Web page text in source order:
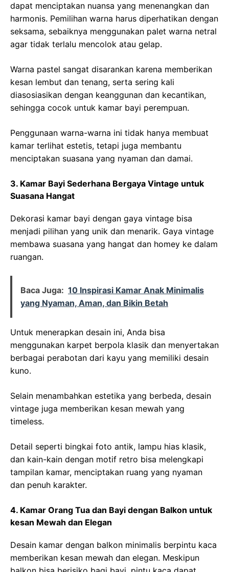
dapat menciptakan nuansa yang menenangkan dan
harmonis. Pemilihan warna harus diperhatikan dengan
seksama, sebaiknya menggunakan palet warna netral
agar tidak terlalu mencolok atau gelap.
Warna pastel sangat disarankan karena memberikan
kesan lembut dan tenang, serta sering kali
diasosiasikan dengan keanggunan dan kecantikan,
sehingga cocok untuk kamar bayi perempuan.
Penggunaan warna-warna ini tidak hanya membuat
kamar terlihat estetis, tetapi juga membantu
menciptakan suasana yang nyaman dan damai.
3. Kamar Bayi Sederhana Bergaya Vintage untuk
Suasana Hangat
Dekorasi kamar bayi dengan gaya vintage bisa
menjadi pilihan yang unik dan menarik. Gaya vintage
membawa suasana yang hangat dan homey ke dalam
ruangan.
Baca Juga: 10 Inspirasi Kamar Anak Minimalis
yang Nyaman, Aman, dan Bikin Betah
Untuk menerapkan desain ini, Anda bisa
menggunakan karpet berpola klasik dan menyertakan
berbagai perabotan dari kayu yang memiliki desain
kuno.
Selain menambahkan estetika yang berbeda, desain
vintage juga memberikan kesan mewah yang
timeless.
Detail seperti bingkai foto antik, lampu hias klasik,
dan kain-kain dengan motif retro bisa melengkapi
tampilan kamar, menciptakan ruang yang nyaman
dan penuh karakter.
4. Kamar Orang Tua dan Bayi dengan Balkon untuk
kesan Mewah dan Elegan
Desain kamar dengan balkon minimalis berpintu kaca
memberikan kesan mewah dan elegan. Meskipun